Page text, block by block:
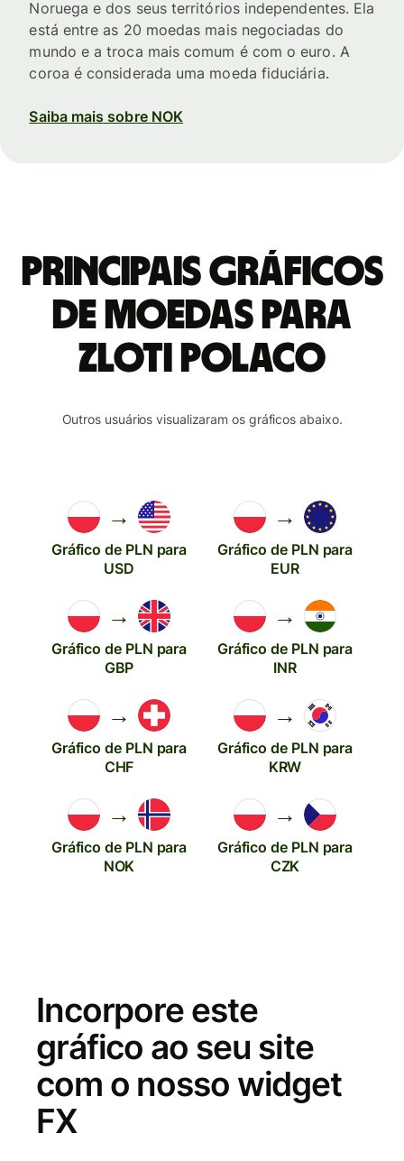
Noruega e dos seus territórios independentes. Ela
está entre as 20 moedas mais negociadas do
mundo e a troca mais comum é com o euro. A
coroa é considerada uma moeda fiduciária.
Saiba mais sobre NOK
Principais gráficos
de moedas para
Zloti polaco
Outros usuários visualizaram os gráficos abaixo.
→
Gráfico de PLN para
USD
→
Gráfico de PLN para
EUR
→
Gráfico de PLN para
GBP
→
Gráfico de PLN para
INR
→
Gráfico de PLN para
CHF
→
Gráfico de PLN para
KRW
→
Gráfico de PLN para
NOK
→
Gráfico de PLN para
CZK
Incorpore este
gráfico ao seu site
com o nosso widget
FX